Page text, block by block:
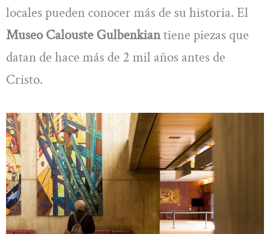
locales pueden conocer más de su historia. El
Museo Calouste Gulbenkiantiene piezas que
datan de hace más de 2 mil años antes de
Cristo.